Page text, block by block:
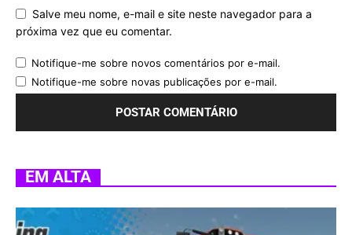
Salve meu nome, e-mail e site neste navegador para a
próxima vez que eu comentar.
Notifique-me sobre novos comentários por e-mail.
Notifique-me sobre novas publicações por e-mail.
EM ALTA